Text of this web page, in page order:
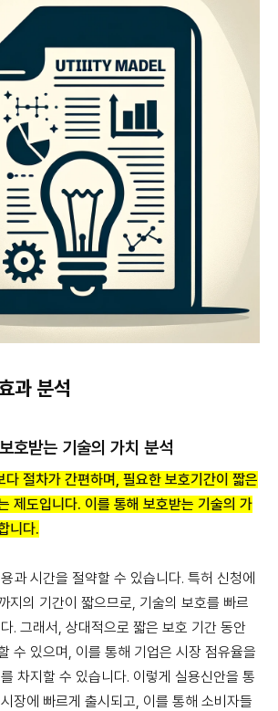
과 분석
호받는 기술의 가치 분석
다 절차가 간편하며, 필요한 보호기간이 짧은
제도입니다. 이를 통해 보호받는 기술의 가
니다.
과 시간을 절약할 수 있습니다. 특허 신청에
지의 기간이 짧으므로, 기술의 보호를 빠르
. 그래서, 상대적으로 짧은 보호 기간 동안
수 있으며, 이를 통해 기업은 시장 점유율을
차지할 수 있습니다. 이렇게 실용신안을 통
장에 빠르게 출시되고, 이를 통해 소비자들